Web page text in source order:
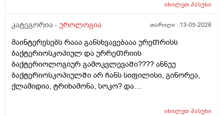
იხილეთპასუხი
კატეგორია - უროლოგია თარიღი : 13-05-2026
მაინტერესებს რააა განსხვავებააა ურეᲗრისს
ბაქტერიოსკოპიულ და ურრეᲗრიის
ბაქტერიოლოგიურ გამოკვლევაᲨი???? ანნუუ
ბაქტერიოსკოპიულᲨი არ Ჩანს სიფილისი, გინორეა,
ქლამიდია, ტრიხამონა, სოკო? და
მაინტერესებს მარᲗლა იმიტორი ის 30Ღირს ფასი ის
იხილეთპასუხი